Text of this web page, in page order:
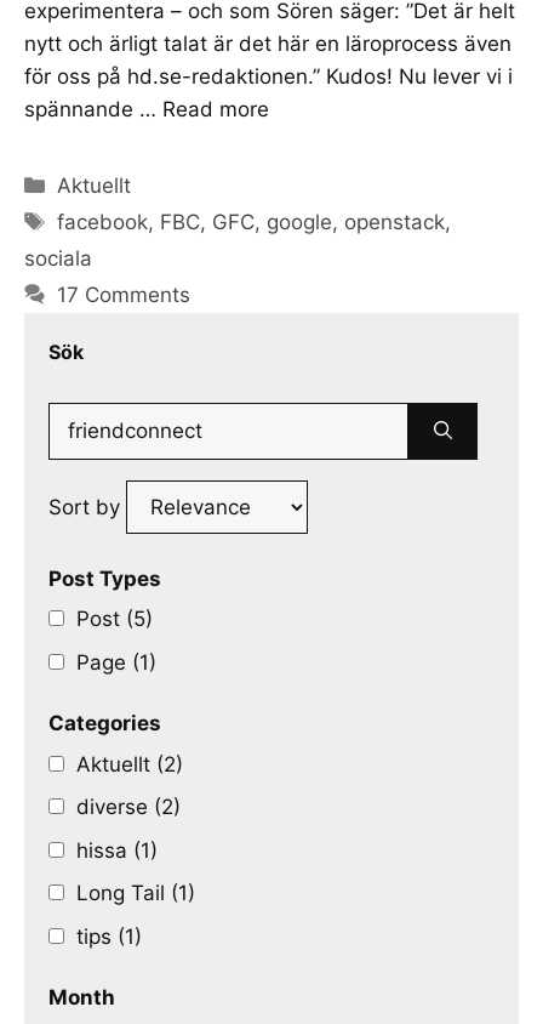
experimentera – och som Sören säger: ”Det är helt
nytt och ärligt talat är det här en läroprocess även
för oss på hd.se-redaktionen.” Kudos! Nu lever vi i
spännande … Read more
Categories
Aktuellt
Tags
facebook, FBC, GFC, google, openstack,
sociala
17 Comments
Sök
Search
Sort by
Post Types
Post (5)
Page (1)
Categories
Aktuellt (2)
diverse (2)
hissa (1)
Long Tail (1)
tips (1)
Month